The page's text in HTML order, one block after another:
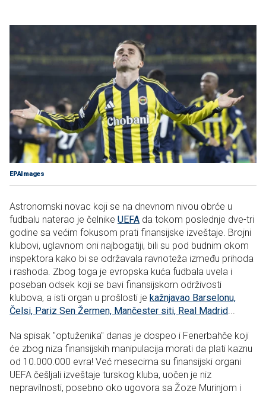
EPAImages
Astronomski novac koji se na dnevnom nivou obrće u
fudbalu naterao je čelnike UEFA da tokom poslednje dve-tri
godine sa većim fokusom prati finansijske izveštaje. Brojni
klubovi, uglavnom oni najbogatiji, bili su pod budnim okom
inspektora kako bi se održavala ravnoteža između prihoda
i rashoda. Zbog toga je evropska kuća fudbala uvela i
poseban odsek koji se bavi finansijskom održivosti
klubova, a isti organ u prošlosti je kažnjavao Barselonu,
Čelsi, Pariz Sen Žermen, Mančester siti, Real Madrid
Na spisak "optuženika" danas je dospeo i Fenerbahče koji
će zbog niza finansijskih manipulacija morati da plati kaznu
od 10.000.000 evra! Već mesecima su finansijski organi
UEFA češljali izveštaje turskog kluba, uočen je niz
nepravilnosti, posebno oko ugovora sa Žoze Murinjom i